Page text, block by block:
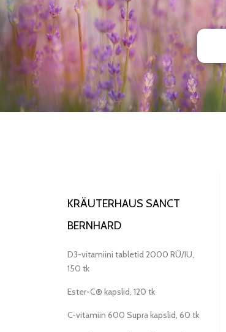
KRÄUTERHAUS SANCT
BERNHARD
D3-vitamiini tabletid 2000 RÜ/IU,
150 tk
Ester-C® kapslid, 120 tk
C-vitamiin 600 Supra kapslid, 60 tk